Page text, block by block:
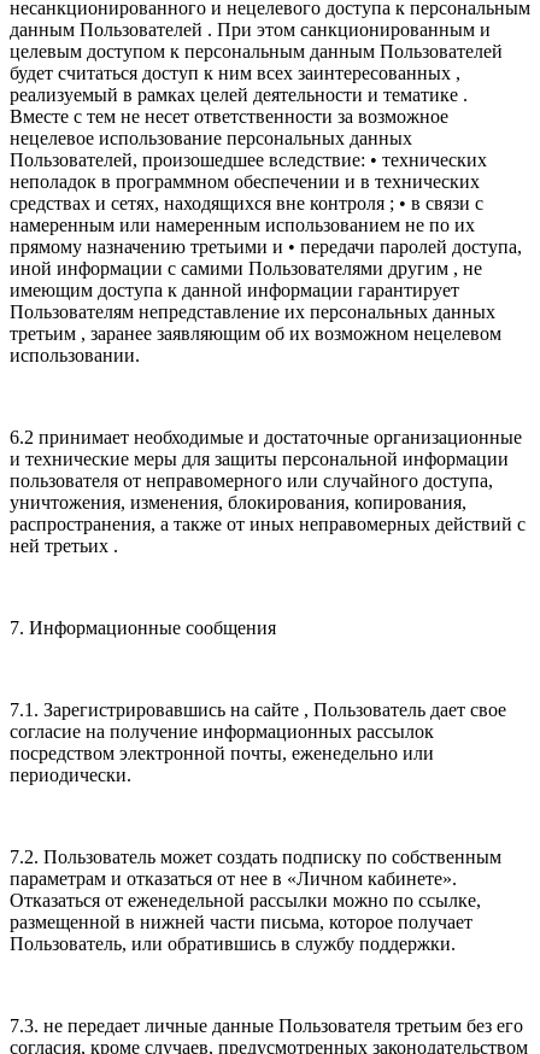
несанкционированного и нецелевого доступа к персональным
данным Пользователей . При этом санкционированным и
целевым доступом к персональным данным Пользователей
будет считаться доступ к ним всех заинтересованных ,
реализуемый в рамках целей деятельности и тематике .
Вместе с тем не несет ответственности за возможное
нецелевое использование персональных данных
Пользователей, произошедшее вследствие: • технических
неполадок в программном обеспечении и в технических
средствах и сетях, находящихся вне контроля ; • в связи с
намеренным или намеренным использованием не по их
прямому назначению третьими и • передачи паролей доступа,
иной информации с самими Пользователями другим , не
имеющим доступа к данной информации гарантирует
Пользователям непредставление их персональных данных
третьим , заранее заявляющим об их возможном нецелевом
использовании.
6.2 принимает необходимые и достаточные организационные
и технические меры для защиты персональной информации
пользователя от неправомерного или случайного доступа,
уничтожения, изменения, блокирования, копирования,
распространения, а также от иных неправомерных действий с
ней третьих .
7. Информационные сообщения
7.1. Зарегистрировавшись на сайте , Пользователь дает свое
согласие на получение информационных рассылок
посредством электронной почты, еженедельно или
периодически.
7.2. Пользователь может создать подписку по собственным
параметрам и отказаться от нее в «Личном кабинете».
Отказаться от еженедельной рассылки можно по ссылке,
размещенной в нижней части письма, которое получает
Пользователь, или обратившись в службу поддержки.
7.3. не передает личные данные Пользователя третьим без его
согласия, кроме случаев, предусмотренных законодательством